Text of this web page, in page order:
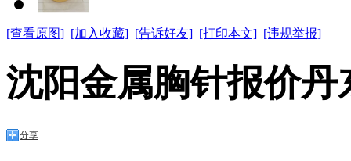
[查看原图] [加入收藏] [告诉好友] [打印本文] [违规举报]
沈阳金属胸针报价
分享